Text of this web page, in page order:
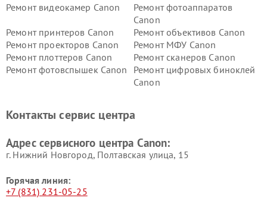
Ремонт видеокамер Canon
Ремонт фотоаппаратов
Canon
Ремонт принтеров Canon
Ремонт объективов Canon
Ремонт проекторов Canon
Ремонт МФУ Canon
Ремонт плоттеров Canon
Ремонт сканеров Canon
Ремонт фотовспышек Canon
Ремонт цифровых биноклей
Canon
Контакты сервис центра
Адрес сервисного центра Canon:
г. Нижний Новгород, Полтавская улица, 15
Горячая линия:
+7 (831) 231-05-25